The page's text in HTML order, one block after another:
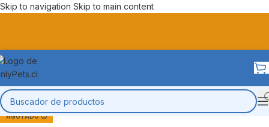
Skip to navigation Skip to main content
AGOTADO 😔